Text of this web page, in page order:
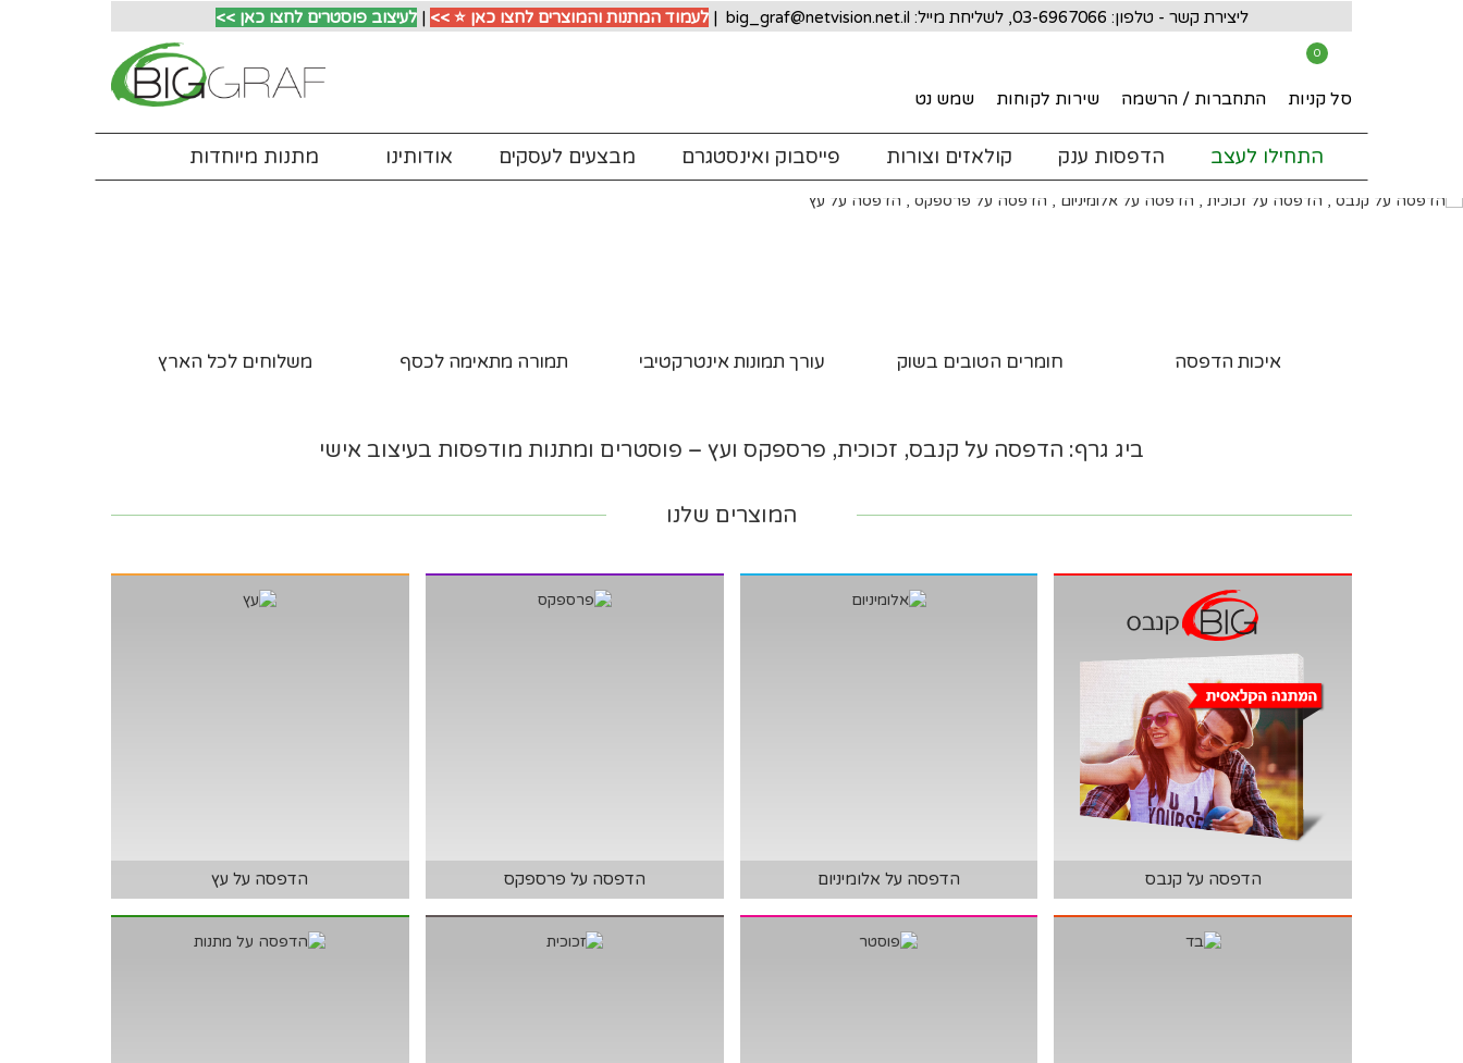
ליצירת קשר - טלפון: 03-6967066, לשליחת מייל: big_graf@netvision.net.il | לעמוד המתנות והמוצרים לחצו כאן ⭐ >> |לעיצוב פוסטרים לחצו כאן >>
0
סל קניות התחברות / הרשמה שירות לקוחות שמש נט
התחילו לעצב הדפסות ענק קולאזים וצורות פייסבוק ואינסטגרם מבצעים לעסקים אודותינו מתנות מיוחדות
איכות הדפסה חומרים הטובים בשוק עורך תמונות אינטרקטיבי תמורה מתאימה לכסף משלוחים לכל הארץ
ביג גרף: הדפסה על קנבס, זכוכית, פרספקס ועץ – פוסטרים ומתנות מודפסות בעיצוב אישי
המוצרים שלנו
הדפסה על קנבס הדפסה על אלומיניום הדפסה על פרספקס הדפסה על עץ